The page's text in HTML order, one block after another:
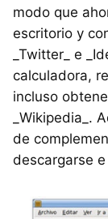
modo que
escritorio y
_Twitter_ e
calculadora,
incluso
_Wikipedia_.
de
descargarse